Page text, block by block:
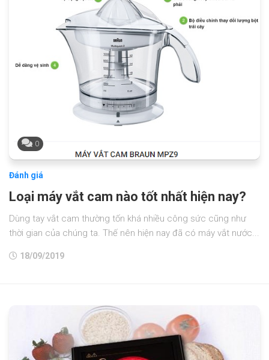
0
Đánh giá
Loại máy vắt cam nào tốt nhất hiện nay?
Dùng tay vắt cam thường tốn khá nhiều công sức cũng như
thời gian của chúng ta. Thế nên hiện nay đã có máy vắt nước...
18/09/2019